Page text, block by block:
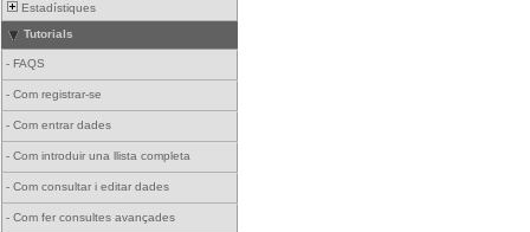
Estadístiques
Tutorials
- FAQS
- Com registrar-se
- Com entrar dades
- Com introduir una llista completa
- Com consultar i editar dades
- Com fer consultes avançades